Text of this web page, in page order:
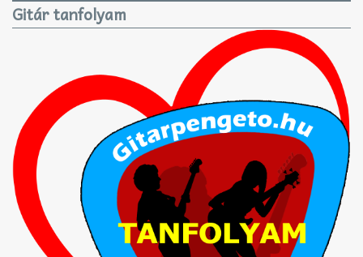
Gitár tanfolyam